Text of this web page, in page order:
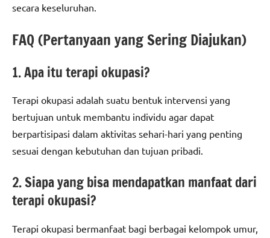
secara keseluruhan.
FAQ (Pertanyaan yang Sering Diajukan)
1. Apa itu terapi okupasi?
Terapi okupasi adalah suatu bentuk intervensi yang
bertujuan untuk membantu individu agar dapat
berpartisipasi dalam aktivitas sehari-hari yang penting
sesuai dengan kebutuhan dan tujuan pribadi.
2. Siapa yang bisa mendapatkan manfaat dari
terapi okupasi?
Terapi okupasi bermanfaat bagi berbagai kelompok umur,